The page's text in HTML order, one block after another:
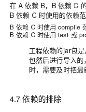
在 A 依赖 B，B 依赖 C
B 依赖 C 时使用的依赖范
B 依赖 C 时使用 compile
B 依赖 C 时使用 test 或
工程依赖的jar包
包然后进行导入
时，需要及时把最
4.7 依赖的排除